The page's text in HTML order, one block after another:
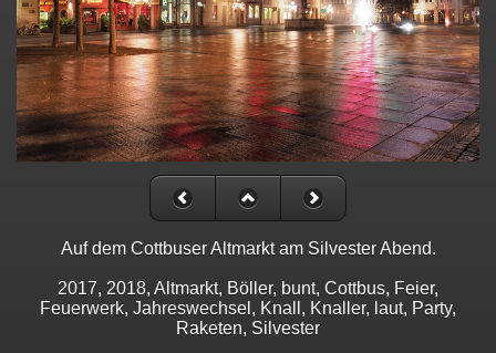
Auf dem Cottbuser Altmarkt am Silvester Abend.
2017, 2018, Altmarkt, Böller, bunt, Cottbus, Feier,
Feuerwerk, Jahreswechsel, Knall, Knaller, laut, Party,
Raketen, Silvester